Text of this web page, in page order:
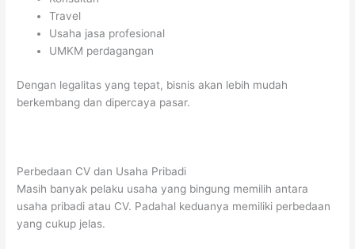
Travel
Usaha jasa profesional
UMKM perdagangan
Dengan legalitas yang tepat, bisnis akan lebih mudah
berkembang dan dipercaya pasar.
Perbedaan CV dan Usaha Pribadi
Masih banyak pelaku usaha yang bingung memilih antara
usaha pribadi atau CV. Padahal keduanya memiliki perbedaan
yang cukup jelas.